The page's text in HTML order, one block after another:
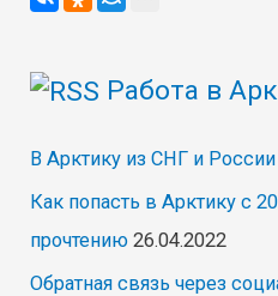
Ленске Работа в
В Арктику из СНГ и России
Как попасть в Арктику с
прочтению 26.04.2022
Обратная связь через